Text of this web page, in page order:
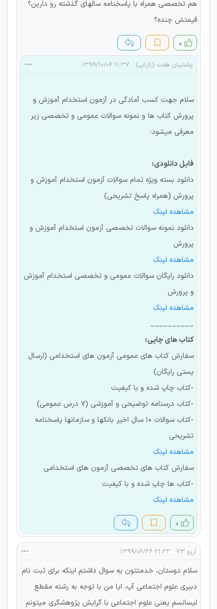
هم تخصصی همراه با پاسخنامه سالهای گذشته رو دارین؟
قیمتش چنده؟
۰
پشتیبان هفت (زارعی) ۱۱:۳۷ ۱۳۹۹/۱۰/۰۶
سلام جهت کسب آمادگی در آزمون استخدام آموزش و
پرورش کتاب ها و نمونه سوالات عمومی و تخصصی زیر
معرفی میشود:
فایل دانلودی:
دانلود بسته ویژه تمام سوالات آزمون استخدام آموزش و
پرورش (همراه پاسخ تشریحی)
مشاهده لینک
دانلود نمونه سوالات تخصصی آزمون استخدام آموزش و
پرورش
مشاهده لینک
دانلود رایگان سوالات عمومی و تخصصی استخدام آموزش
و پرورش
مشاهده لینک
__________
کتاب های چاپی:
سفارش کتاب های عمومی آزمون های استخدامی (ارسال
پستی رایگان)
-کتاب چاپ شده و با کیفیت
-کتاب درسنامه توضیحی و آموزشی (7 درس عمومی)
-کتاب سوالات 10 سال اخیر بانکها و سازمانها پاسخنامه
تشریحی
مشاهده لینک
سفارش کتاب های تخصصی آزمون های استخدامی
-کتاب ها چاپ شده و با کیفیت
مشاهده لینک
۰
آرزو 73 ۲۱:۲۲ ۱۳۹۹/۰۶/۲۶
سلام دوستان، خدمتتون یه سوال داشتم اینکه برای ثبت نام
دبیری علوم اجتماعی آپ، ایا من با توجه به رشته مقطع
لیسانسم یعنی علوم اجتماعی با گرایش پژوهشگری میتونم